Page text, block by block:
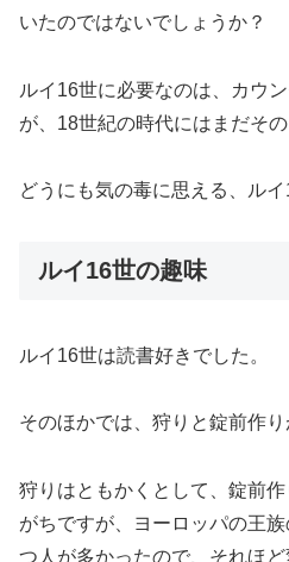
いたのではないでしょうか？
ルイ16世に必要なのは、カウ
が、18世紀の時代にはまだそ
どうにも気の毒に思える、ルイ
ルイ16世の趣味
ルイ16世は読書好きでした。
そのほかでは、狩りと錠前作り
狩りはともかくとして、錠前
がちですが、ヨーロッパの王
つ人が多かったので、それほ